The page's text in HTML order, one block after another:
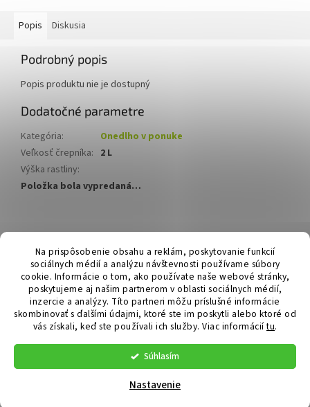
Na prispôsobenie obsahu a reklám, poskytovanie funkcií
sociálnych médií a analýzu návštevnosti používame súbory
cookie. Informácie o tom, ako používate naše webové stránky,
poskytujeme aj našim partnerom v oblasti sociálnych médií,
inzercie a analýzy. Títo partneri môžu príslušné informácie
skombinovať s ďalšími údajmi, ktoré ste im poskytli alebo ktoré od
vás získali, keď ste používali ich služby. Viac informáciítu.
Súhlasím
Nastavenie
Popis Diskusia
Podrobný popis
Popis produktu nie je dostupný
Dodatočné parametre
Kategória:
Onedlho v ponuke
Veľkosť črepníka: 2 L
Výška rastliny:
Položka bola vypredaná…
á
Hurmikaki.com
Vytvoril Shoptet